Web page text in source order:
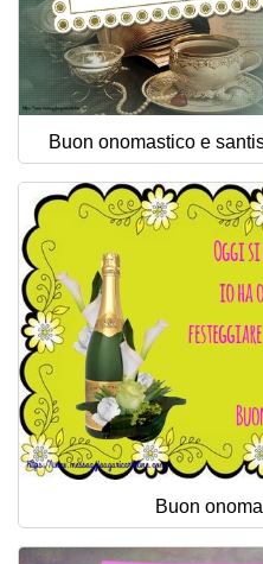
Buon onomastico e
Buon